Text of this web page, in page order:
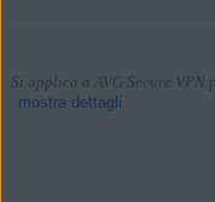
mostra dettagli